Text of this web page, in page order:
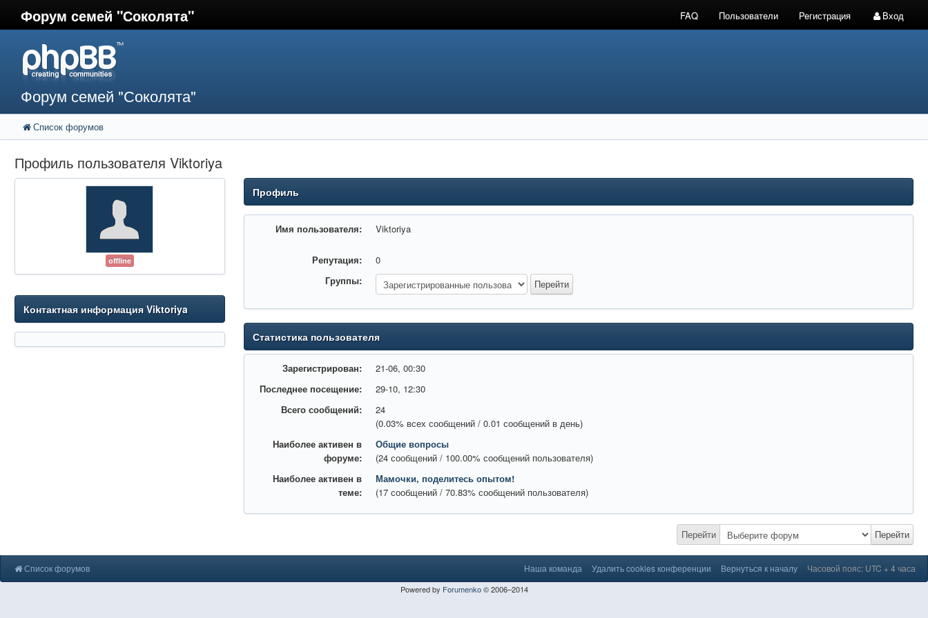
Форум семей "Соколята" FAQ Пользователи Регистрация Вход
Форум семей "Соколята"
Список форумов
Профиль пользователя Viktoriya
offline
Контактная информация Viktoriya
Профиль
Имя пользователя: Viktoriya
Репутация:
0
Группы:
Статистика пользователя
Зарегистрирован:
21-06, 00:30
Последнее посещение:
29-10, 12:30
Всего сообщений:
24
(0.03% всех сообщений / 0.01 сообщений в день)
Наиболее активен в
форуме:
Общие вопросы
(24 сообщений / 100.00% сообщений пользователя)
Наиболее активен в
теме:
Мамочки, поделитесь опытом!
(17 сообщений / 70.83% сообщений пользователя)
Перейти Перейти
Список форумов Наша команда Удалить cookies конференции Вернуться к началу Часовой пояс: UTC + 4 часа
Powered by Forumenko© 2006–2014